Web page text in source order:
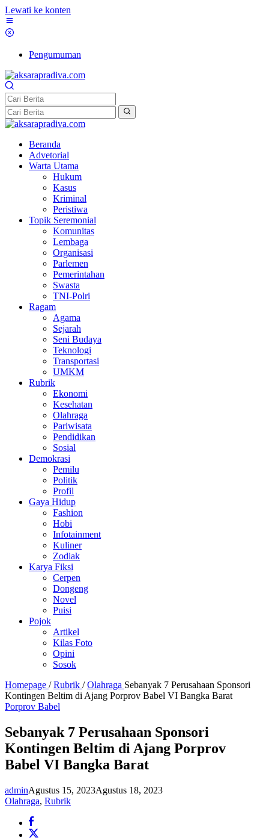
Lewati ke konten
Pengumuman
Beranda
Advetorial
Warta Utama
Hukum
Kasus
Kriminal
Peristiwa
Topik Seremonial
Komunitas
Lembaga
Organisasi
Parlemen
Pemerintahan
Swasta
TNI-Polri
Ragam
Agama
Sejarah
Seni Budaya
Teknologi
Transportasi
UMKM
Rubrik
Ekonomi
Kesehatan
Olahraga
Pariwisata
Pendidikan
Sosial
Demokrasi
Pemilu
Politik
Profil
Gaya Hidup
Fashion
Hobi
Infotainment
Kuliner
Zodiak
Karya Fiksi
Cerpen
Dongeng
Novel
Puisi
Pojok
Artikel
Kilas Foto
Opini
Sosok
Homepage / Rubrik / Olahraga Sebanyak 7 Perusahaan Sponsori
Kontingen Beltim di Ajang Porprov Babel VI Bangka Barat
Porprov Babel
Sebanyak 7 Perusahaan Sponsori
Kontingen Beltim di Ajang Porprov
Babel VI Bangka Barat
adminAgustus 15, 2023Agustus 18, 2023
Olahraga, Rubrik